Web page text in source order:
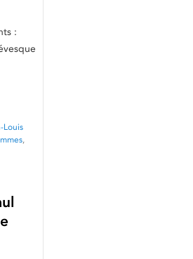
:
Louis
,